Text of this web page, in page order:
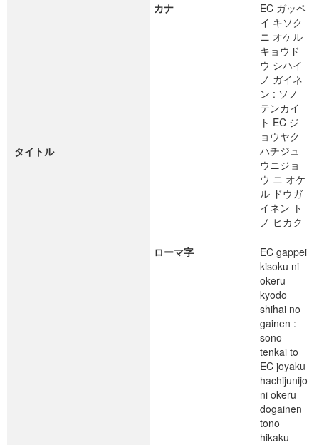
タイトル
カナ
EC ガッペ
イ キソク
ニ オケル
キョウド
ウ シハイ
ノ ガイネ
ン : ソノ
テンカイ
ト EC ジ
ョウヤク
ハチジュ
ウニジョ
ウ ニ オケ
ル ドウガ
イネン ト
ノ ヒカク
ローマ字
EC gappei
kisoku ni
okeru
kyodo
shihai no
gainen :
sono
tenkai to
EC joyaku
hachijunijo
ni okeru
dogainen
tono
hikaku